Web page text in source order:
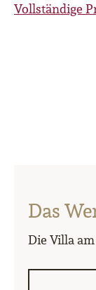
Vollständige
Das
Die Villa